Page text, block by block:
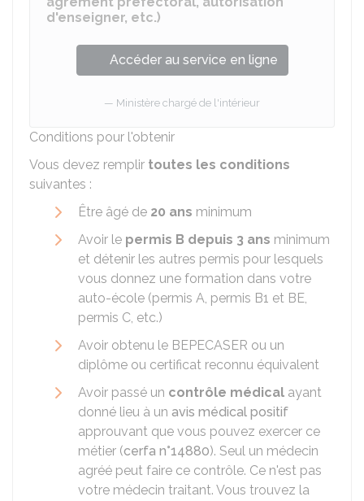
d'enseigner, etc.)
Accéder au service en ligne
Ministère chargé de l'intérieur
Conditions pour l'obtenir
Vous devez remplir toutes les conditions
suivantes :
Être âgé de 20 ans minimum
Avoir le permis B depuis 3 ans minimum
et détenir les autres permis pour lesquels
vous donnez une formation dans votre
auto-école (permis A, permis B1 et BE,
permis C, etc.)
Avoir obtenu le BEPECASER ou un
diplôme ou certificat reconnu équivalent
Avoir passé un contrôle médical ayant
donné lieu à un avis médical positif
approuvant que vous pouvez exercer ce
métier (cerfa n°14880). Seul un médecin
agréé peut faire ce contrôle. Ce n'est pas
votre médecin traitant. Vous trouvez la